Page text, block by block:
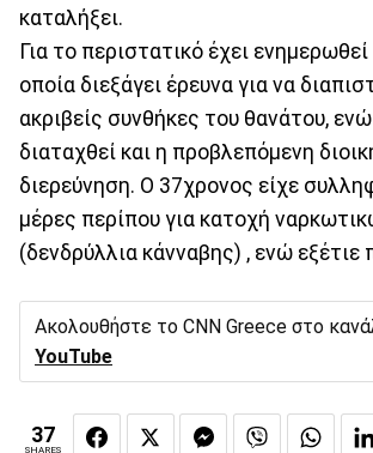
καταλήξει.
Για το περιστατικό έχει
οποία διεξάγει έρευνα για να
ακριβείς συνθήκες του θανάτου, ενώ
διαταχθεί και η προβλεπόμενη
διερεύνηση. Ο 37χρονος είχε
μέρες περίπου για κατοχή
(δενδρύλλια κάνναβης) , ενώ εξέτιε
Ακολουθήστε το CNN Greece στο
YouTube
37
SHARES